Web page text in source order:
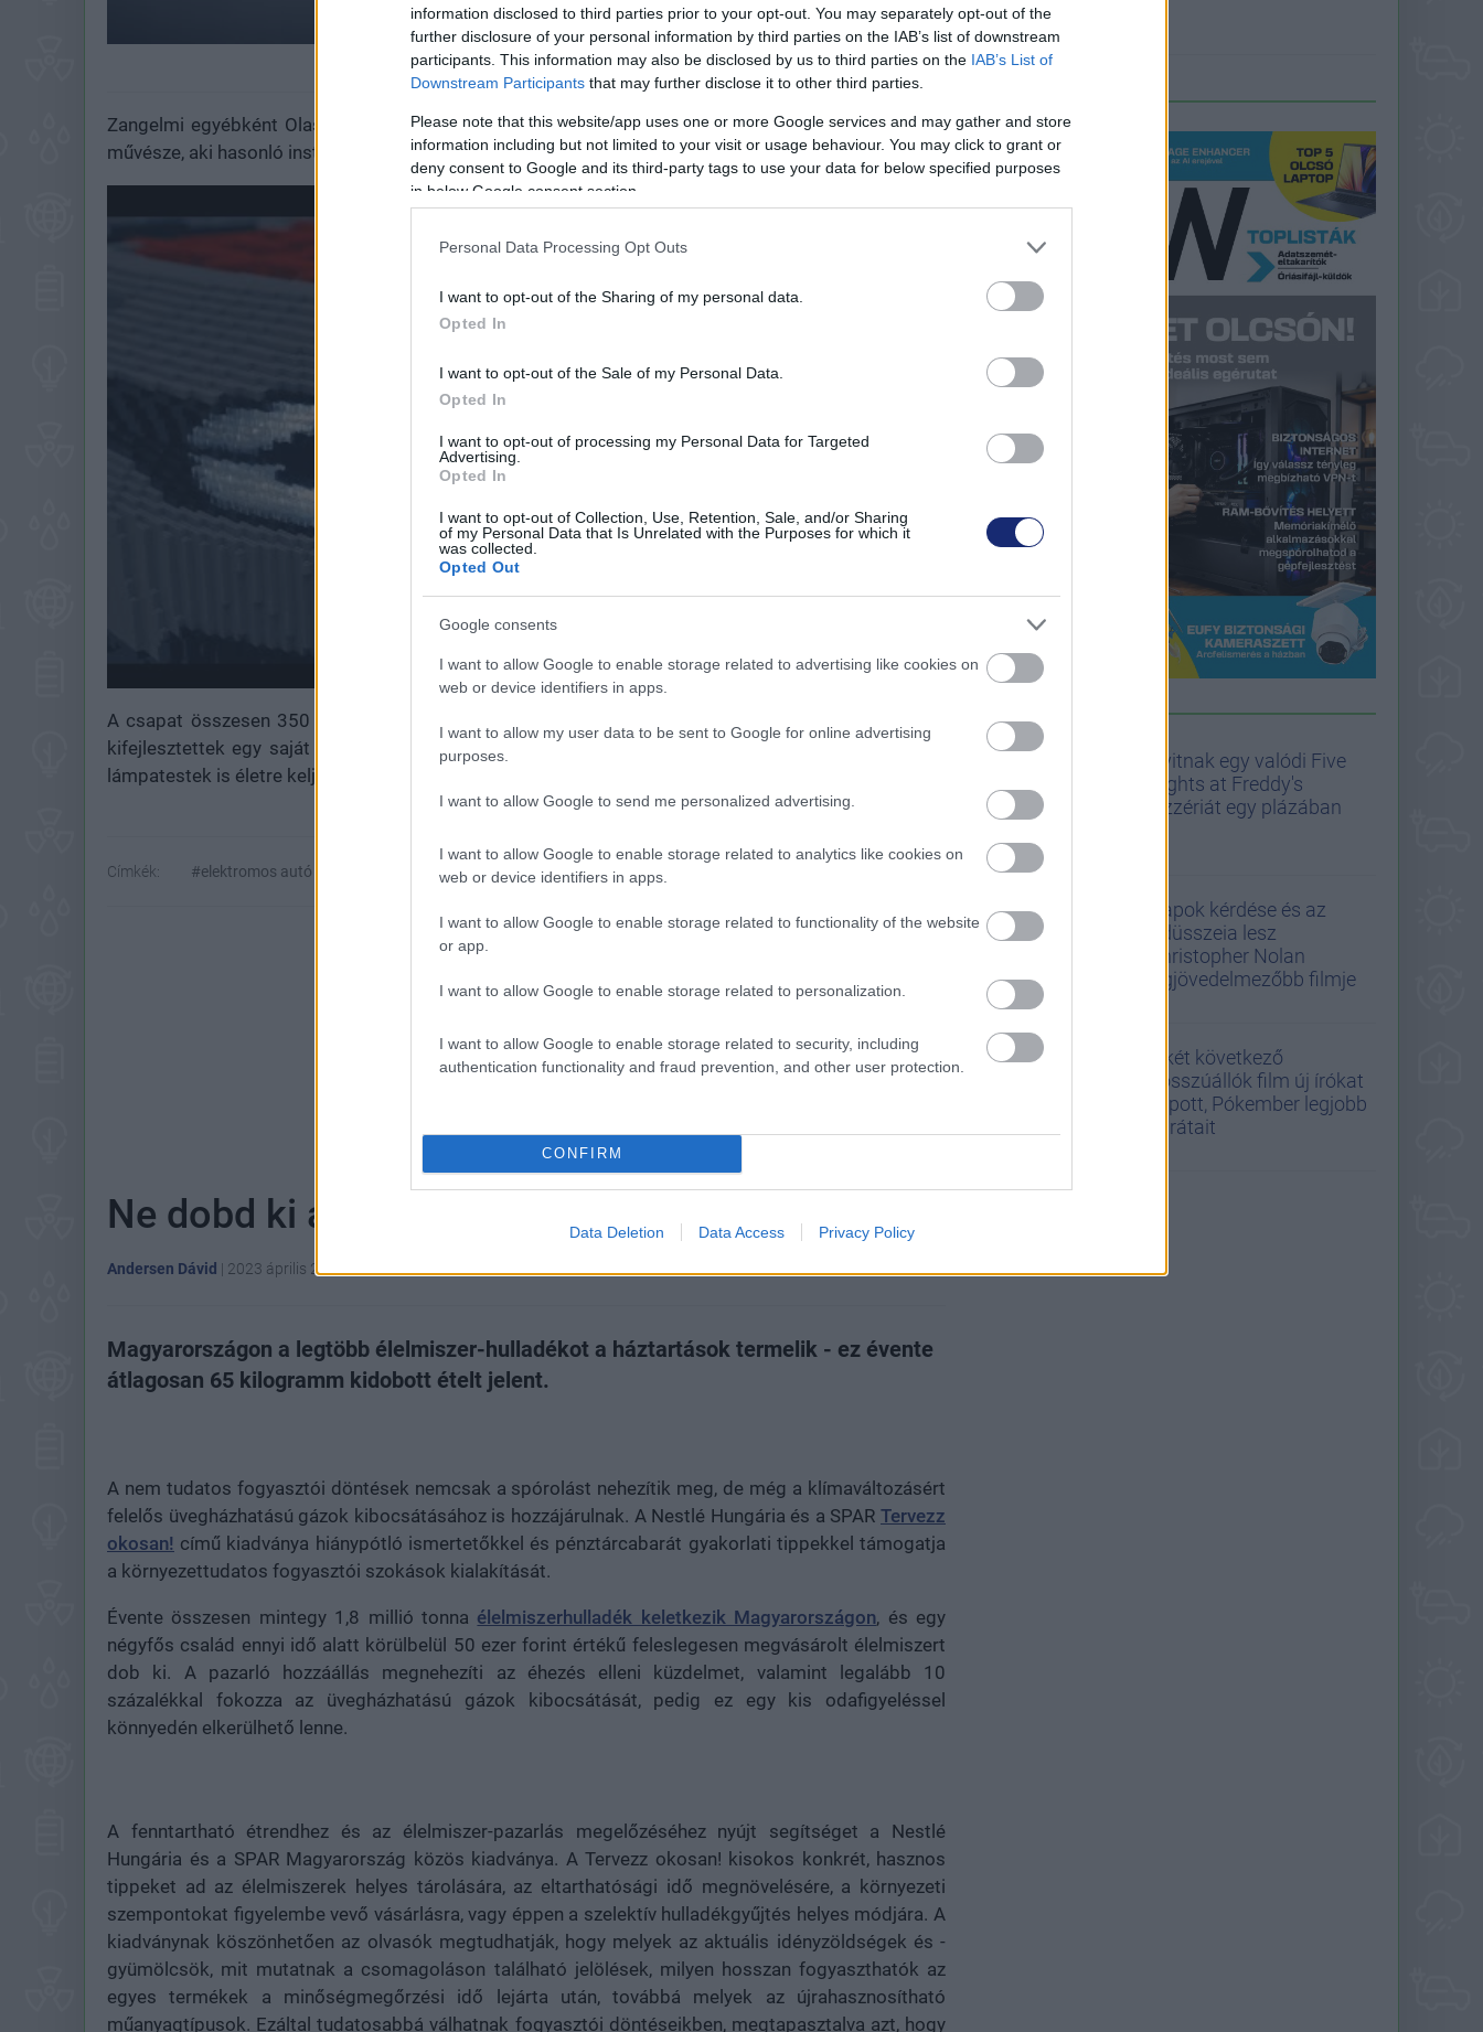
information disclosed to third parties prior to your opt-out. You may separately opt-out of the
further disclosure of your personal information by third parties on the IAB’s list of downstream
participants. This information may also be disclosed by us to third parties on the IAB’s List of
Downstream Participants that may further disclose it to other third parties.
Please note that this website/app uses one or more Google services and may gather and store
information including but not limited to your visit or usage behaviour. You may click to grant or
deny consent to Google and its third-party tags to use your data for below specified purposes
in below Google consent section.
Personal Data Processing Opt Outs
I want to opt-out of the Sharing of my personal data.
Opted In
I want to opt-out of the Sale of my Personal Data.
Opted In
I want to opt-out of processing my Personal Data for Targeted
Advertising.
Opted In
I want to opt-out of Collection, Use, Retention, Sale, and/or Sharing
of my Personal Data that Is Unrelated with the Purposes for which it
was collected.
Opted Out
Google consents
I want to allow Google to enable storage related to advertising like cookies on
web or device identifiers in apps.
I want to allow my user data to be sent to Google for online advertising
purposes.
I want to allow Google to send me personalized advertising.
I want to allow Google to enable storage related to analytics like cookies on
web or device identifiers in apps.
I want to allow Google to enable storage related to functionality of the website
or app.
I want to allow Google to enable storage related to personalization.
I want to allow Google to enable storage related to security, including
authentication functionality and fraud prevention, and other user protection.
CONFIRM
Data Deletion Data Access Privacy Policy
Az olasz csapat saját világítást tervezett a LEGO-Kiához
Zangelmi egyébként Olaszország első és eddig egyetlen LEGO® Certified Professional minősítésű
művésze, aki hasonló installációkat építhet.
A csapat összesen 350 000 LEGO-kockát használt fel a Kia EV6 megépítéséhez, emellett viszont
kifejlesztettek egy saját világítási rendszert is, hogy az autó formatervét markánsan meghatározó
lámpatestek is életre keljenek.
Címkék: #elektromos autó #elektromos hajtás #kia #kia ev6 #lego
Ne dobd ki az ételt, inkább tervezz okosan!
Andersen Dávid | 2023 április 22. 17:37
Magyarországon a legtöbb élelmiszer-hulladékot a háztartások termelik - ez évente
átlagosan 65 kilogramm kidobott ételt jelent.
A nem tudatos fogyasztói döntések nemcsak a spórolást nehezítik meg, de még a klímaváltozásért
felelős üvegházhatású gázok kibocsátásához is hozzájárulnak. A Nestlé Hungária és a SPAR Tervezz
okosan! című kiadványa hiánypótló ismertetőkkel és pénztárcabarát gyakorlati tippekkel támogatja
a környezettudatos fogyasztói szokások kialakítását.
Évente összesen mintegy 1,8 millió tonna élelmiszerhulladék keletkezik Magyarországon, és egy
négyfős család ennyi idő alatt körülbelül 50 ezer forint értékű feleslegesen megvásárolt élelmiszert
dob ki. A pazarló hozzáállás megnehezíti az éhezés elleni küzdelmet, valamint legalább 10
százalékkal fokozza az üvegházhatású gázok kibocsátását, pedig ez egy kis odafigyeléssel
könnyedén elkerülhető lenne.
A fenntartható étrendhez és az élelmiszer-pazarlás megelőzéséhez nyújt segítséget a Nestlé
Hungária és a SPAR Magyarország közös kiadványa. A Tervezz okosan! kisokos konkrét, hasznos
tippeket ad az élelmiszerek helyes tárolására, az eltarthatósági idő megnövelésére, a környezeti
szempontokat figyelembe vevő vásárlásra, vagy éppen a szelektív hulladékgyűjtés helyes módjára. A
kiadványnak köszönhetően az olvasók megtudhatják, hogy melyek az aktuális idényzöldségek és -
gyümölcsök, mit mutatnak a csomagoláson található jelölések, milyen hosszan fogyaszthatók az
egyes termékek a minőségmegőrzési idő lejárta után, továbbá melyek az újrahasznosítható
műanyagtípusok. Ezáltal tudatosabbá válhatnak fogyasztói döntéseikben, megtapasztalva azt, hogy
Nyitnak egy valódi Five
Nights at Freddy's
pizzériát egy plázában
Napok kérdése és az
Odüsszeia lesz
Christopher Nolan
legjövedelmezőbb filmje
A két következő
Bosszúállók film új írókat
kapott, Pókember legjobb
barátait